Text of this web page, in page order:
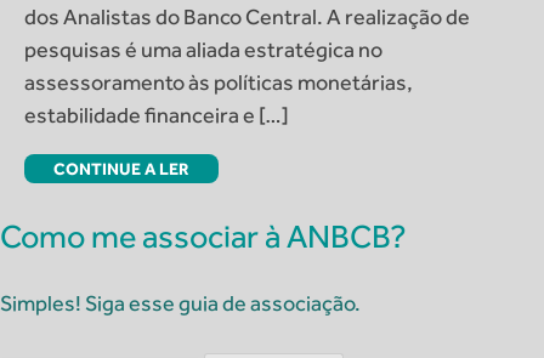
dos Analistas do Banco Central. A realização de
pesquisas é uma aliada estratégica no
assessoramento às políticas monetárias,
estabilidade financeira e […]
CONTINUE A LER
Como me associar à ANBCB?
Simples! Siga esse guia de associação.